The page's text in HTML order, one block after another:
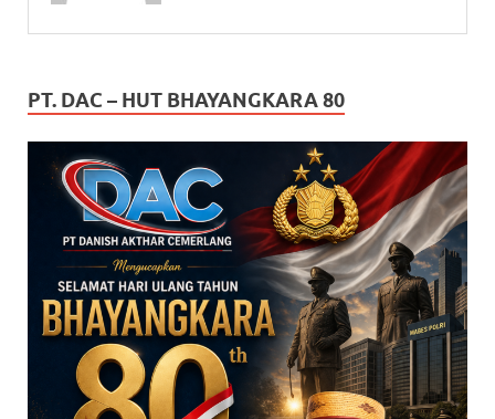
PT. DAC – HUT BHAYANGKARA 80